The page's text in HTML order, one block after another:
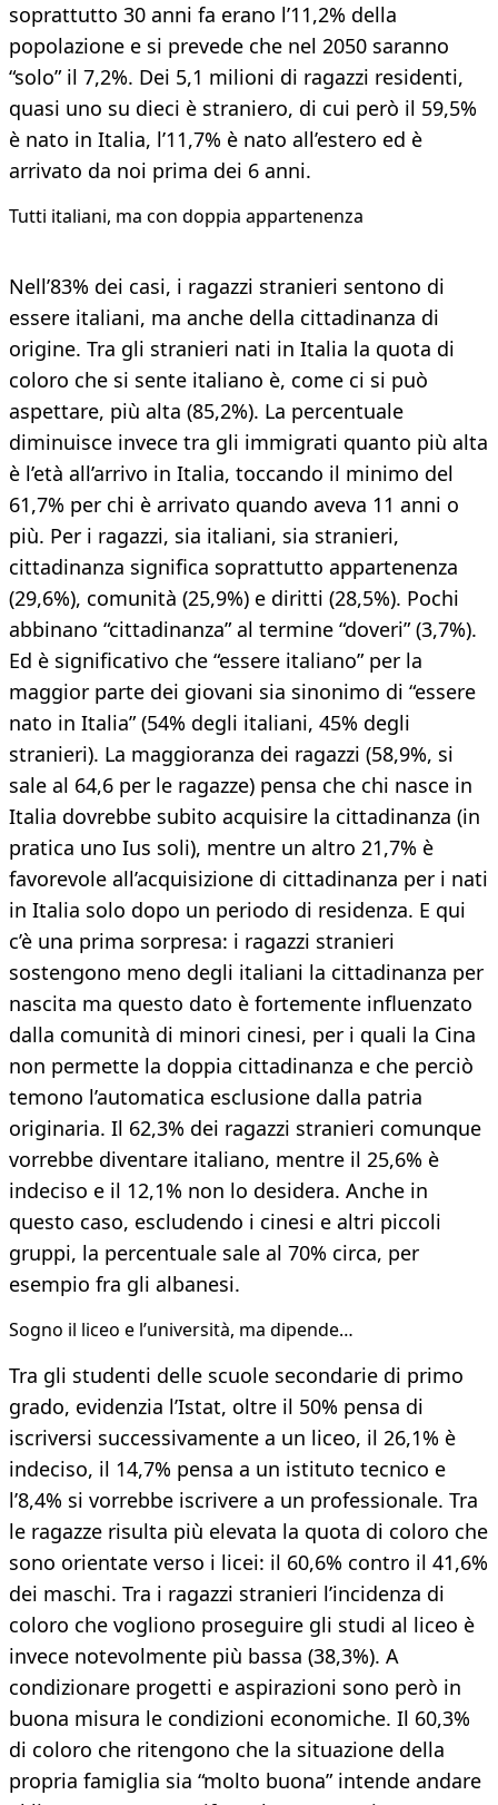
soprattutto 30 anni fa erano l’11,2% della
popolazione e si prevede che nel 2050 saranno
“solo” il 7,2%. Dei 5,1 milioni di ragazzi residenti,
quasi uno su dieci è straniero, di cui però il 59,5%
è nato in Italia, l’11,7% è nato all’estero ed è
arrivato da noi prima dei 6 anni.
Tutti italiani, ma con doppia appartenenza
Nell’83% dei casi, i ragazzi stranieri sentono di
essere italiani, ma anche della cittadinanza di
origine. Tra gli stranieri nati in Italia la quota di
coloro che si sente italiano è, come ci si può
aspettare, più alta (85,2%). La percentuale
diminuisce invece tra gli immigrati quanto più alta
è l’età all’arrivo in Italia, toccando il minimo del
61,7% per chi è arrivato quando aveva 11 anni o
più. Per i ragazzi, sia italiani, sia stranieri,
cittadinanza significa soprattutto appartenenza
(29,6%), comunità (25,9%) e diritti (28,5%). Pochi
abbinano “cittadinanza” al termine “doveri” (3,7%).
Ed è significativo che “essere italiano” per la
maggior parte dei giovani sia sinonimo di “essere
nato in Italia” (54% degli italiani, 45% degli
stranieri). La maggioranza dei ragazzi (58,9%, si
sale al 64,6 per le ragazze) pensa che chi nasce in
Italia dovrebbe subito acquisire la cittadinanza (in
pratica uno Ius soli), mentre un altro 21,7% è
favorevole all’acquisizione di cittadinanza per i nati
in Italia solo dopo un periodo di residenza. E qui
c’è una prima sorpresa: i ragazzi stranieri
sostengono meno degli italiani la cittadinanza per
nascita ma questo dato è fortemente influenzato
dalla comunità di minori cinesi, per i quali la Cina
non permette la doppia cittadinanza e che perciò
temono l’automatica esclusione dalla patria
originaria. Il 62,3% dei ragazzi stranieri comunque
vorrebbe diventare italiano, mentre il 25,6% è
indeciso e il 12,1% non lo desidera. Anche in
questo caso, escludendo i cinesi e altri piccoli
gruppi, la percentuale sale al 70% circa, per
esempio fra gli albanesi.
Sogno il liceo e l’università, ma dipende…
Tra gli studenti delle scuole secondarie di primo
grado, evidenzia l’Istat, oltre il 50% pensa di
iscriversi successivamente a un liceo, il 26,1% è
indeciso, il 14,7% pensa a un istituto tecnico e
l’8,4% si vorrebbe iscrivere a un professionale. Tra
le ragazze risulta più elevata la quota di coloro che
sono orientate verso i licei: il 60,6% contro il 41,6%
dei maschi. Tra i ragazzi stranieri l’incidenza di
coloro che vogliono proseguire gli studi al liceo è
invece notevolmente più bassa (38,3%). A
condizionare progetti e aspirazioni sono però in
buona misura le condizioni economiche. Il 60,3%
di coloro che ritengono che la situazione della
propria famiglia sia “molto buona” intende andare